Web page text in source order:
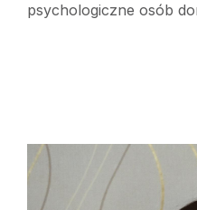
psychologiczne osób